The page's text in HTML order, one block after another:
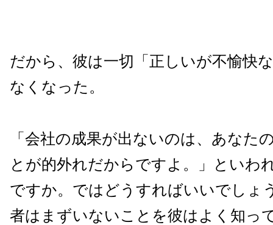
だから、彼は一切「正しいが不愉快
なくなった。
「会社の成果が出ないのは、あなた
とが的外れだからですよ。」といわ
ですか。ではどうすればいいでしょ
者はまずいないことを彼はよく知っ